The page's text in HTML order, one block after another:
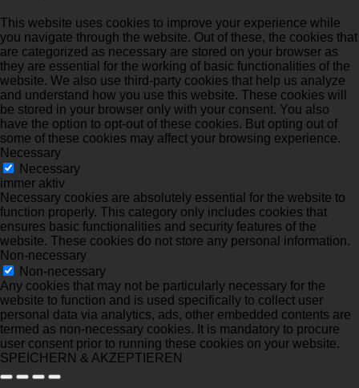
This website uses cookies to improve your experience while
you navigate through the website. Out of these, the cookies that
are categorized as necessary are stored on your browser as
they are essential for the working of basic functionalities of the
website. We also use third-party cookies that help us analyze
and understand how you use this website. These cookies will
be stored in your browser only with your consent. You also
have the option to opt-out of these cookies. But opting out of
some of these cookies may affect your browsing experience.
Necessary
Necessary
immer aktiv
Necessary cookies are absolutely essential for the website to
function properly. This category only includes cookies that
ensures basic functionalities and security features of the
website. These cookies do not store any personal information.
Non-necessary
Non-necessary
Any cookies that may not be particularly necessary for the
website to function and is used specifically to collect user
personal data via analytics, ads, other embedded contents are
termed as non-necessary cookies. It is mandatory to procure
user consent prior to running these cookies on your website.
SPEICHERN & AKZEPTIEREN